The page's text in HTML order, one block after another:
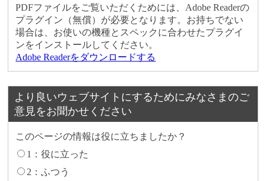
PDFファイルをご覧いただくためには、Adobe Readerの
プラグイン（無償）が必要となります。お持ちでない
場合は、お使いの機種とスペックに合わせたプラグイ
ンをインストールしてください。
Adobe Readerをダウンロードする
より良いウェブサイトにするためにみなさまのご
意見をお聞かせください
このページの情報は役に立ちましたか？
1：役に立った
2：ふつう